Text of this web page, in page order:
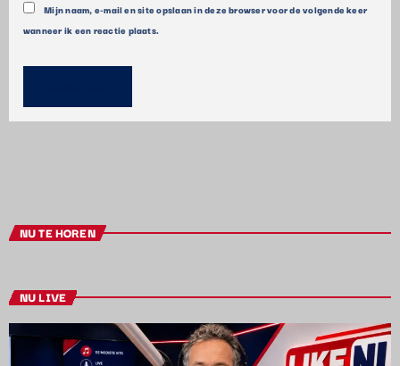
Mijn naam, e-mail en site opslaan in deze browser voor de volgende keer
wanneer ik een reactie plaats.
NU TE HOREN
NU LIVE